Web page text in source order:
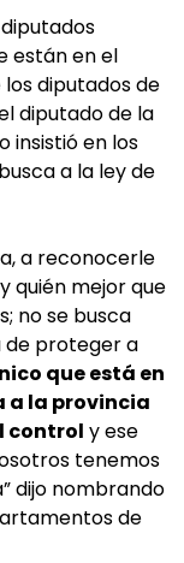
están en el
diputados de
diputado de la
insistió en los
a la ley de
a reconocerle
quién mejor que
no se busca
de proteger a
que está en
a la provincia
control y ese
tenemos
dijo nombrando
de